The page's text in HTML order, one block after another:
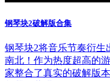
钢琴块2破解版合集
钢琴块2将音乐节奏衍
南北！作为热度超高的
家整合了真实的破解版